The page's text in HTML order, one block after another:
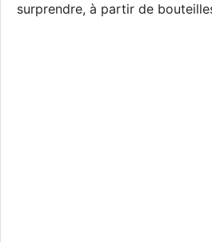
surprendre, à partir de